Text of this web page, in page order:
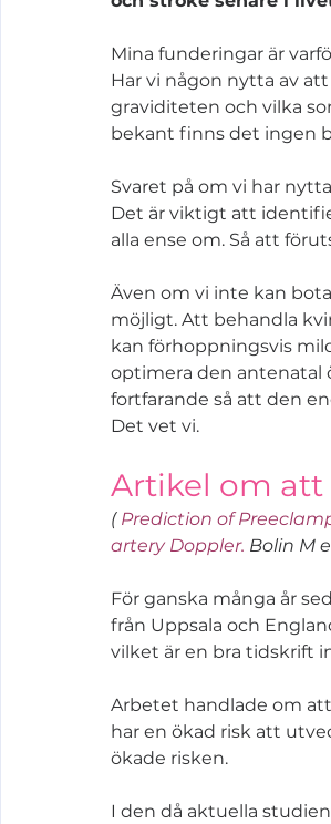
Mina funderingar är
Har vi någon nytta av
graviditeten och vilka
bekant finns det ingen
Svaret på om vi har
Det är viktigt att
alla ense om. Så att
Även om vi inte kan
möjligt. Att behandla
kan förhoppningsvis
optimera den antenatal
fortfarande så att den
Det vet vi.
Artikel om
( Prediction of
artery Doppler. Bolin M
För ganska många år
från Uppsala och
vilket är en bra tidskrift
Arbetet handlade om
har en ökad risk att
ökade risken.
I den då aktuella